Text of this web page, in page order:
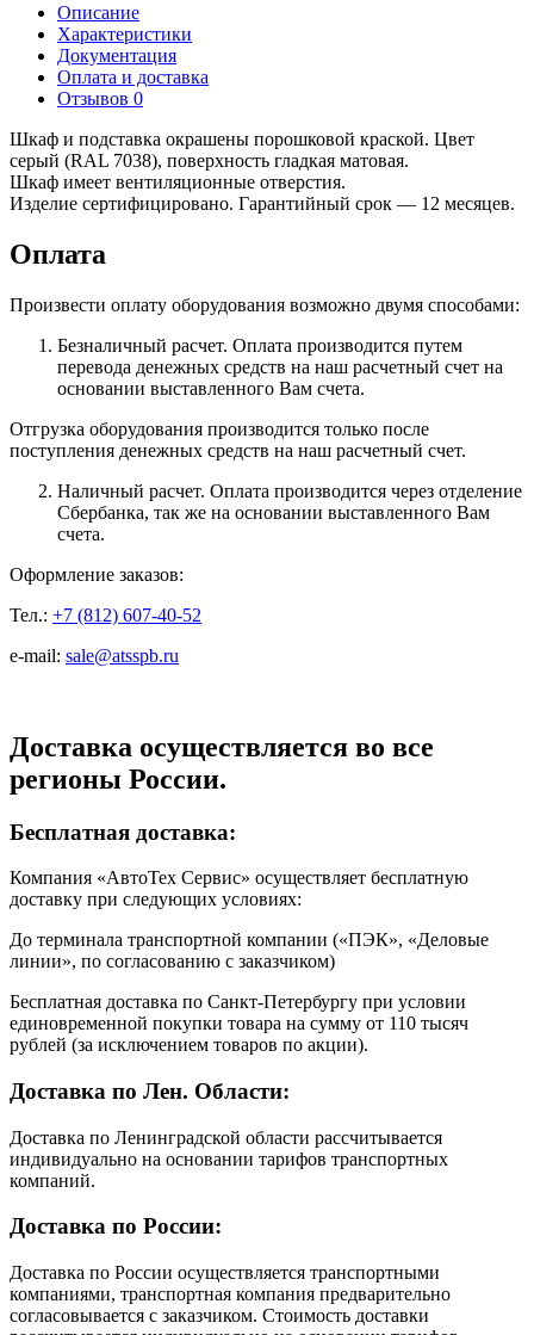
Описание
Характеристики
Документация
Оплата и доставка
Отзывов 0
Шкаф и подставка окрашены порошковой краской. Цвет
серый (RAL 7038), поверхность гладкая матовая.
Шкаф имеет вентиляционные отверстия.
Изделие сертифицировано. Гарантийный срок — 12 месяцев.
Оплата
Произвести оплату оборудования возможно двумя способами:
Безналичный расчет. Оплата производится путем
перевода денежных средств на наш расчетный счет на
основании выставленного Вам счета.
Отгрузка оборудования производится только после
поступления денежных средств на наш расчетный счет.
Наличный расчет. Оплата производится через отделение
Сбербанка, так же на основании выставленного Вам
счета.
Оформление заказов:
Тел.: +7 (812) 607-40-52
e-mail: sale@atsspb.ru
Доставка осуществляется во все
регионы России.
Бесплатная доставка:
Компания «АвтоТех Сервис» осуществляет бесплатную
доставку при следующих условиях:
До терминала транспортной компании («ПЭК», «Деловые
линии», по согласованию с заказчиком)
Бесплатная доставка по Санкт-Петербургу при условии
единовременной покупки товара на сумму от 110 тысяч
рублей (за исключением товаров по акции).
Доставка по Лен. Области:
Доставка по Ленинградской области рассчитывается
индивидуально на основании тарифов транспортных
компаний.
Доставка по России:
Доставка по России осуществляется транспортными
компаниями, транспортная компания предварительно
согласовывается с заказчиком. Стоимость доставки